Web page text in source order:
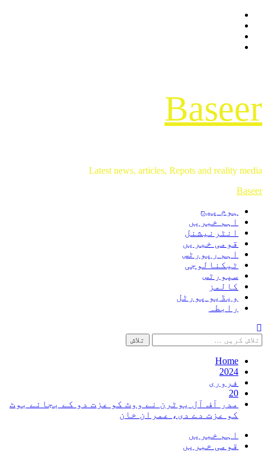
Skip
content
Baseer
Latest news, articles, Repots and reality media
Primary
Baseer
ہوم پیج
اہم خبریں
انٹرنیشنل
قومی خبریں
اہم رپورٹس
ٹیکنالوجی
سپورٹس
کالمز
ویڈیو پورٹل
رابطہ
تلاش
کریں
برائے:Home
2024
فروری
20
مدر آف آل یوٹرن نے ووٹ کو عزت دو کے بجائے بوٹ
کو عزت دے دی، عمران خان
اہم خبریں
قومی خبریں